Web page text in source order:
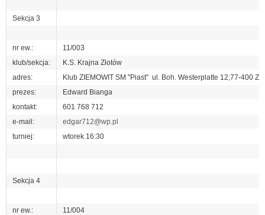
Sekcja 3
nr ew.:
11/003
klub/sekcja:
K.S. Krajna Złotów
adres:
Klub ZIEMOWIT SM "Piast" ul. Boh. Westerplatte 12;77-400
prezes:
Edward Bianga
kontakt:
601 768 712
e-mail:
edgar712@wp.pl
turniej:
wtorek 16:30
Sekcja 4
nr ew.:
11/004